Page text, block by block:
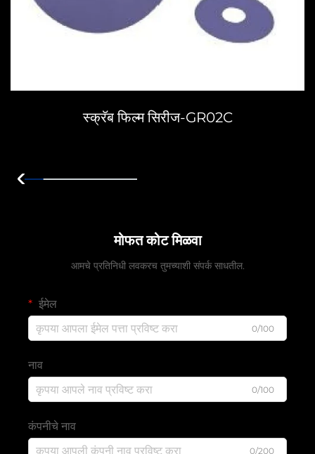
स्क्रॅब फिल्म सिरीज-GR02C
मोफत कोट मिळवा
आमचे प्रतिनिधी लवकरच तुमच्याशी संपर्क साधतील.
ईमेल
0/100
नाव
0/100
कंपनीचे नाव
0/200